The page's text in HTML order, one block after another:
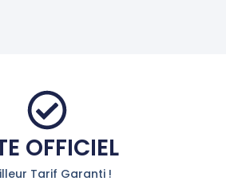
Argelès Gazost – Au coeur des Pyrénées
OFFICIEL
Tarif Garanti !